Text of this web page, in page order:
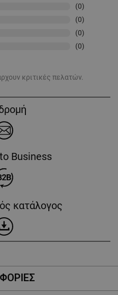
(0)
(0)
(0)
(0)
κριτικές πελατών.
Business
κατάλογος